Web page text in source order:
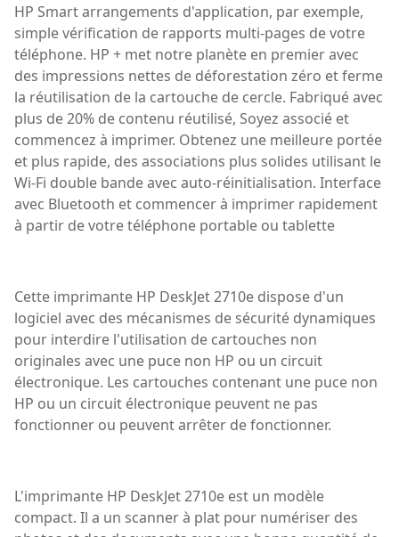
HP Smart arrangements d'application, par exemple,
simple vérification de rapports multi-pages de votre
téléphone. HP + met notre planète en premier avec
des impressions nettes de déforestation zéro et ferme
la réutilisation de la cartouche de cercle. Fabriqué avec
plus de 20% de contenu réutilisé, Soyez associé et
commencez à imprimer. Obtenez une meilleure portée
et plus rapide, des associations plus solides utilisant le
Wi-Fi double bande avec auto-réinitialisation. Interface
avec Bluetooth et commencer à imprimer rapidement
à partir de votre téléphone portable ou tablette
Cette imprimante HP DeskJet 2710e dispose d'un
logiciel avec des mécanismes de sécurité dynamiques
pour interdire l'utilisation de cartouches non
originales avec une puce non HP ou un circuit
électronique. Les cartouches contenant une puce non
HP ou un circuit électronique peuvent ne pas
fonctionner ou peuvent arrêter de fonctionner.
L'imprimante HP DeskJet 2710e est un modèle
compact. Il a un scanner à plat pour numériser des